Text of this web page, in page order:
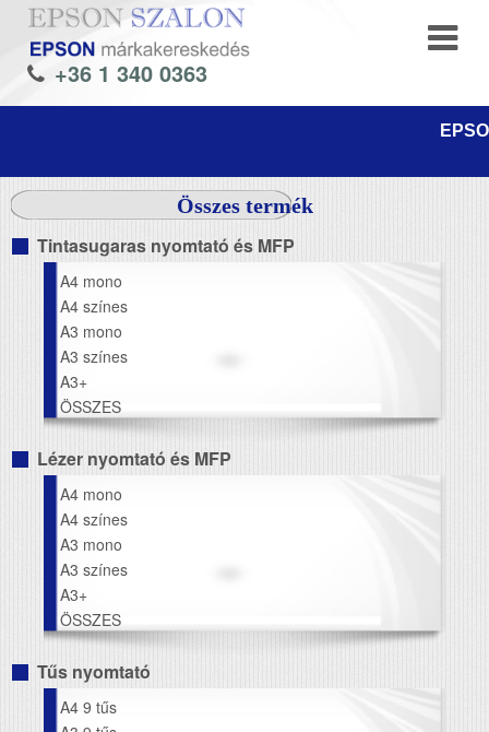
+36 1 340 0363
Összes termék
Tintasugaras nyomtató és MFP
A4 mono
A4 színes
A3 mono
A3 színes
A3+
ÖSSZES
Lézer nyomtató és MFP
A4 mono
A4 színes
A3 mono
A3 színes
A3+
ÖSSZES
Tűs nyomtató
A4 9 tűs